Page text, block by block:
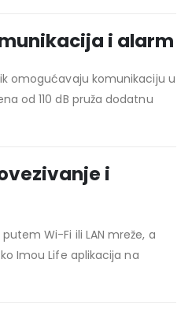
i alarm
omogućavaju komunikaciju u
od 110 dB pruža dodatnu
i
Wi-Fi ili LAN mreže, a
Imou Life aplikacija na